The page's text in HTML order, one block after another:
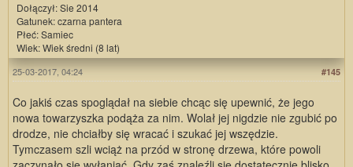
Dołączył: Sie 2014
Gatunek: czarna pantera
Płeć: Samiec
Wiek: Wiek średni (8 lat)
#145
25-03-2017, 04:24
Co jakiś czas spoglądał na siebie chcąc się upewnić, że jego
nowa towarzyszka podąża za nim. Wolał jej nigdzie nie zgubić po
drodze, nie chciałby się wracać i szukać jej wszędzie.
Tymczasem szli wciąż na przód w stronę drzewa, które powoli